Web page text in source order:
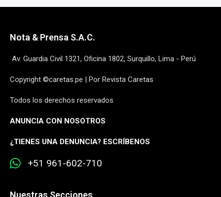
Nota & Prensa S.A.C.
Av. Guardia Civil 1321, Oficina 1802, Surquillo, Lima - Perú
Copyright ©caretas.pe | Por Revista Caretas
Todos los derechos reservados
ANUNCIA CON NOSOTROS
¿TIENES UNA DENUNCIA? ESCRÍBENOS
+51 961-602-710
Nuestras Secciones